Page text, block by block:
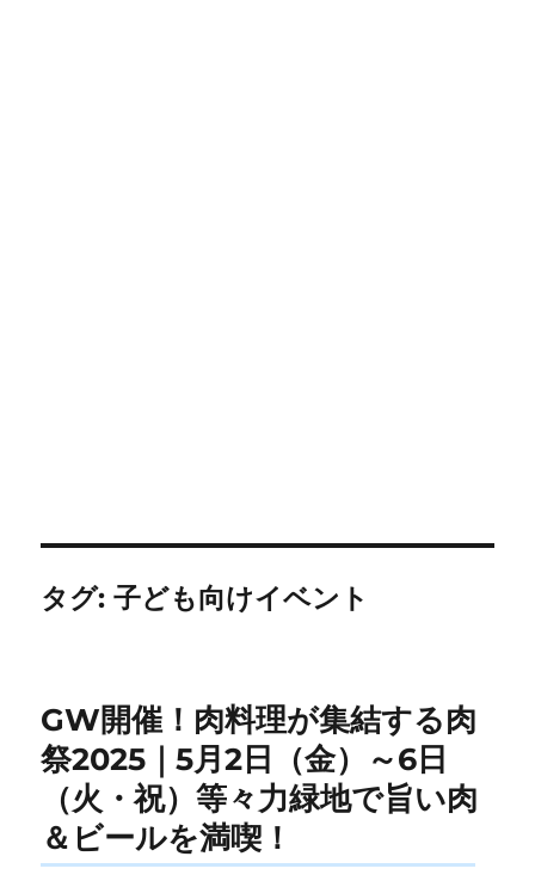
タグ:子ども向けイベント
GW開催！肉料理が集結する肉
祭2025｜5月2日（金）～6日
（火・祝）等々力緑地で旨い肉
＆ビールを満喫！